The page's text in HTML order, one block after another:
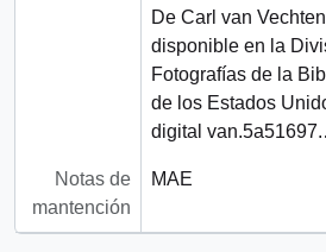
De Carl van
disponible en la
Fotografías de la
de los Estados
digital van.5a51697.
Notas de
mantención
MAE